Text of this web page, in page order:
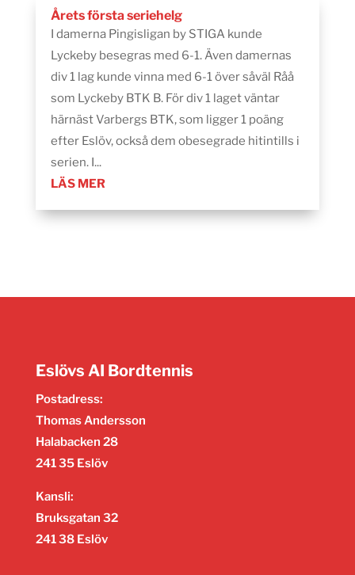
Årets första seriehelg
I damerna Pingisligan by STIGA kunde
Lyckeby besegras med 6-1. Även damernas
div 1 lag kunde vinna med 6-1 över såväl Råå
som Lyckeby BTK B. För div 1 laget väntar
härnäst Varbergs BTK, som ligger 1 poäng
efter Eslöv, också dem obesegrade hitintills i
serien. I...
LÄS MER
Eslövs AI Bordtennis
Postadress:
Thomas Andersson
Halabacken 28
241 35 Eslöv
Kansli:
Bruksgatan 32
241 38 Eslöv